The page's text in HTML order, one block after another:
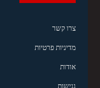
צרו קשר
מדיניות פרטיות
אודות
נגישות